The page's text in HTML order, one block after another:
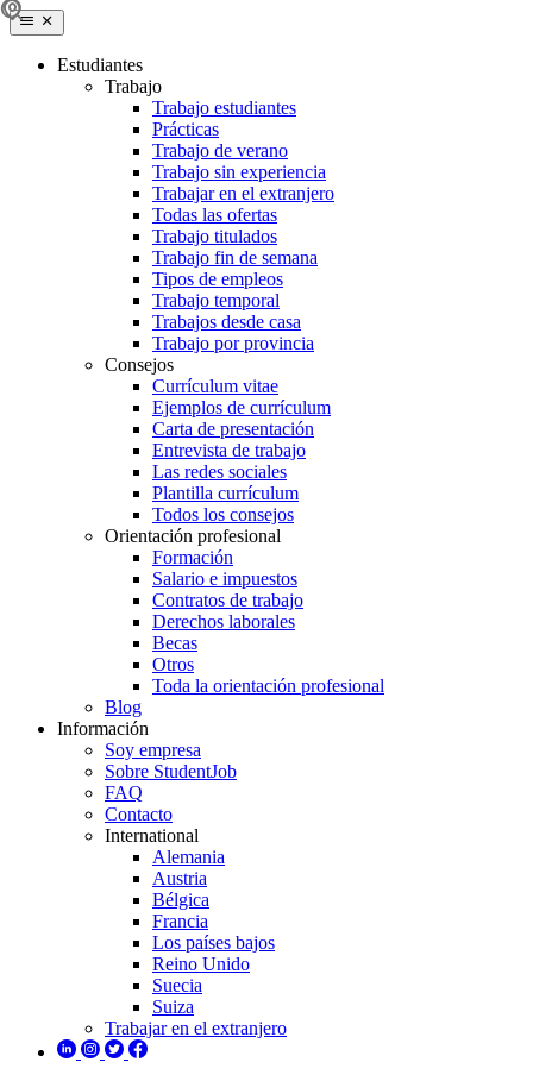
Estudiantes
Trabajo
Trabajo estudiantes
Prácticas
Trabajo de verano
Trabajo sin experiencia
Trabajar en el extranjero
Todas las ofertas
Trabajo titulados
Trabajo fin de semana
Tipos de empleos
Trabajo temporal
Trabajos desde casa
Trabajo por provincia
Consejos
Currículum vitae
Ejemplos de currículum
Carta de presentación
Entrevista de trabajo
Las redes sociales
Plantilla currículum
Todos los consejos
Orientación profesional
Formación
Salario e impuestos
Contratos de trabajo
Derechos laborales
Becas
Otros
Toda la orientación profesional
Blog
Información
Soy empresa
Sobre StudentJob
FAQ
Contacto
International
Alemania
Austria
Bélgica
Francia
Los países bajos
Reino Unido
Suecia
Suiza
Trabajar en el extranjero